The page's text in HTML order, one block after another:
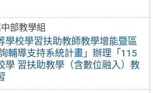
部教學組
學校學習扶助教師教學增能暨區
輔導支持系統計畫」辦理「115
學 習扶助教學（含數位融入）教